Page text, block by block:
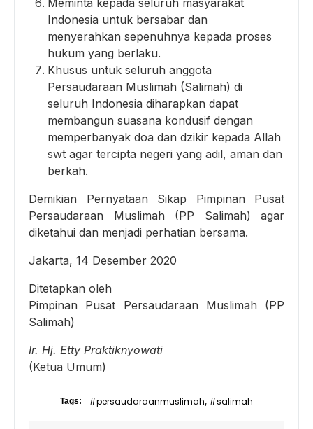
Indonesia untuk bersabar dan
menyerahkan sepenuhnya kepada proses
hukum yang berlaku.
Khusus untuk seluruh anggota
Persaudaraan Muslimah (Salimah) di
seluruh Indonesia diharapkan dapat
membangun suasana kondusif dengan
memperbanyak doa dan dzikir kepada Allah
swt agar tercipta negeri yang adil, aman dan
berkah.
Demikian Pernyataan Sikap Pimpinan Pusat
Persaudaraan Muslimah (PP Salimah) agar
diketahui dan menjadi perhatian bersama.
Jakarta, 14 Desember 2020
Ditetapkan oleh
Pimpinan Pusat Persaudaraan Muslimah (PP
Salimah)
Ir. Hj. Etty Praktiknyowati
(Ketua Umum)
Tags: #persaudaraanmuslimah, #salimah